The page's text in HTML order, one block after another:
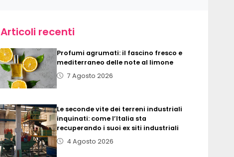
Articoli recenti
Profumi agrumati: il fascino fresco e
mediterraneo delle note al limone
7 Agosto 2026
Le seconde vite dei terreni industriali
inquinati: come l’Italia sta
recuperando i suoi ex siti industriali
4 Agosto 2026